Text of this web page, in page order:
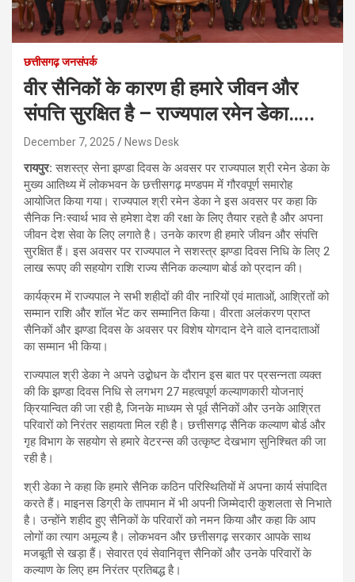
छत्तीसगढ़ जनसंपर्क
वीर सैनिकों के कारण ही हमारे जीवन और
संपत्ति सुरक्षित है – राज्यपाल रमेन डेका…..
December 7, 2025 News Desk
रायपुर: सशस्त्र सेना झण्डा दिवस के अवसर पर राज्यपाल श्री रमेन डेका के
मुख्य आतिथ्य में लोकभवन के छत्तीसगढ़ मण्डपम में गौरवपूर्ण समारोह
आयोजित किया गया। राज्यपाल श्री रमेन डेका ने इस अवसर पर कहा कि
सैनिक निःस्वार्थ भाव से हमेशा देश की रक्षा के लिए तैयार रहते है और अपना
जीवन देश सेवा के लिए लगाते है। उनके कारण ही हमारे जीवन और संपत्ति
सुरक्षित हैं। इस अवसर पर राज्यपाल ने सशस्त्र झण्डा दिवस निधि के लिए 2
लाख रूपए की सहयोग राशि राज्य सैनिक कल्याण बोर्ड को प्रदान की।
कार्यक्रम में राज्यपाल ने सभी शहीदों की वीर नारियों एवं माताओं, आश्रितों को
सम्मान राशि और शॉल भेंट कर सम्मानित किया। वीरता अलंकरण प्राप्त
सैनिकों और झण्डा दिवस के अवसर पर विशेष योगदान देने वाले दानदाताओं
का सम्मान भी किया।
राज्यपाल श्री डेका ने अपने उद्बोधन के दौरान इस बात पर प्रसन्नता व्यक्त
की कि झण्डा दिवस निधि से लगभग 27 महत्वपूर्ण कल्याणकारी योजनाएं
क्रियान्वित की जा रही है, जिनके माध्यम से पूर्व सैनिकों और उनके आश्रित
परिवारों को निरंतर सहायता मिल रही है। छत्तीसगढ़ सैनिक कल्याण बोर्ड और
गृह विभाग के सहयोग से हमारे वेटरन्स की उत्कृष्ट देखभाग सुनिश्चित की जा
रही है।
श्री डेका ने कहा कि हमारे सैनिक कठिन परिस्थितियों में अपना कार्य संपादित
करते हैं। माइनस डिग्री के तापमान में भी अपनी जिम्मेदारी कुशलता से निभाते
है। उन्होंने शहीद हुए सैनिकों के परिवारों को नमन किया और कहा कि आप
लोगों का त्याग अमूल्य है। लोकभवन और छत्तीसगढ़ सरकार आपके साथ
मजबूती से खड़ा हैं। सेवारत एवं सेवानिवृत्त सैनिकों और उनके परिवारों के
कल्याण के लिए हम निरंतर प्रतिबद्ध है।